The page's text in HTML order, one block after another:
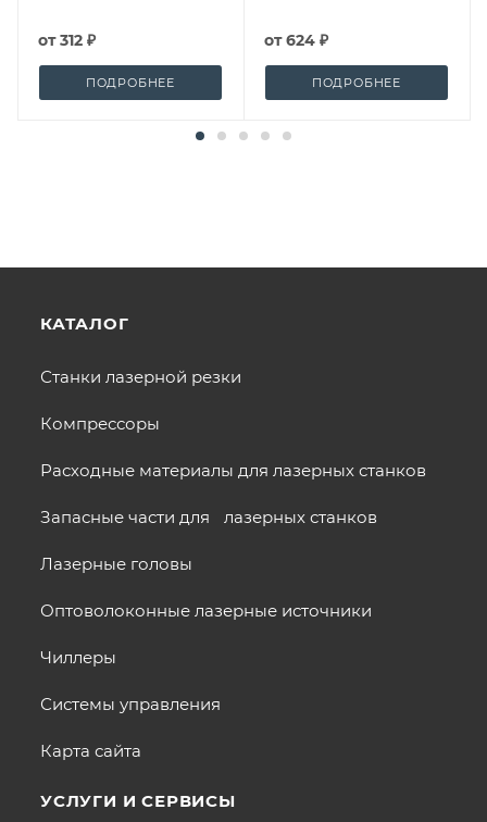
от312 ₽
ПОДРОБНЕЕ
от624 ₽
ПОДРОБНЕЕ
КАТАЛОГ
Станки лазерной резки
Компрессоры
Расходные материалы для лазерных станков
Запасные части для лазерных станков
Лазерные головы
Оптоволоконные лазерные источники
Чиллеры
Системы управления
Карта сайта
УСЛУГИ И СЕРВИСЫ